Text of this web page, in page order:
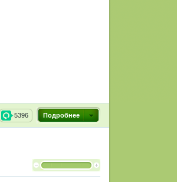
Подробнее
5396